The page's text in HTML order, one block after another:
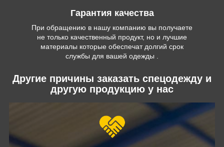
Гарантия качества
При обращению в нашу компанию вы получаете
не только качественный продукт, но и лучшие
материалы которые обеспечат долгий срок
службы для вашей одежды .
Другие причины заказать спецодежду и
другую продукцию у нас